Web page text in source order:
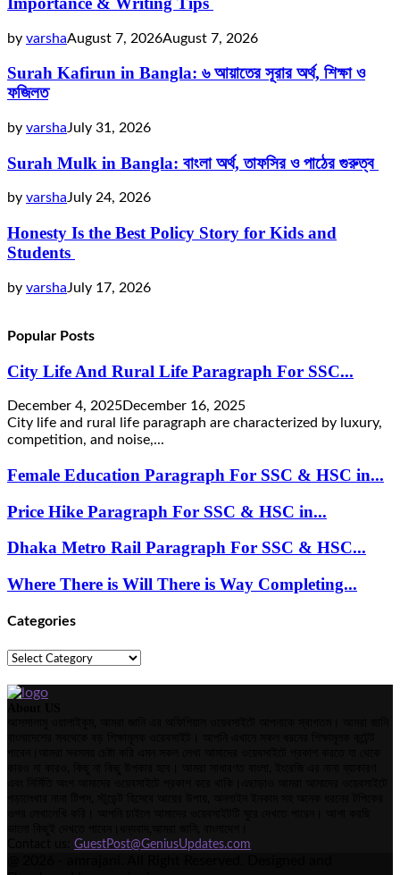
by varshaAugust 7, 2026August 7, 2026
Surah Kafirun in Bangla: ৬ আয়াতের সূরার অর্থ, শিক্ষা ও
ফজিলত
by varshaJuly 31, 2026
Surah Mulk in Bangla: বাংলা অর্থ, তাফসির ও পাঠের গুরুত্ব
by varshaJuly 24, 2026
Honesty Is the Best Policy Story for Kids and
Students
by varshaJuly 17, 2026
Popular Posts
City Life And Rural Life Paragraph For SSC...
December 4, 2025December 16, 2025
City life and rural life paragraph are characterized by luxury,
competition, and noise,...
Female Education Paragraph For SSC & HSC in...
Price Hike Paragraph For SSC & HSC in...
Dhaka Metro Rail Paragraph For SSC & HSC...
Where There is Will There is Way Completing...
Categories
Categories
GuestPost@GeniusUpdates.com